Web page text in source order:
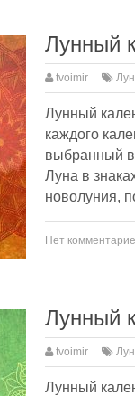
Лунный
tvoimir
Лунный
каждого
выбранный
Луна в
новолуния,
Нет
Лунный
tvoimir
Лунный